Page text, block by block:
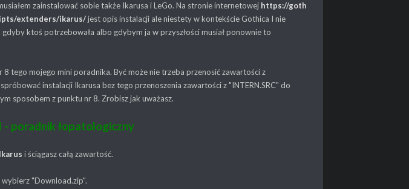
zainstalować sobie także Ikarusa i LeGo. Na stronie internetowej https://goth
extenders/ikarus/jest opis instalacji ale niestety w kontekście Gothica I nie
ktoś potrzebowała albo gdybym ja w przyszłości musiał ponownie to
tego mojego mini poradnika. Być może nie trzeba przenosić zawartości z
instalacji Ikarusa bez tego przenoszenia zawartości z "INTERN.SRC" do
sposobem z punktu nr 8. Zrobisz jak uważasz.
- poradnik łopatologiczny
i ściągasz całą zawartość.
"Download.zip".